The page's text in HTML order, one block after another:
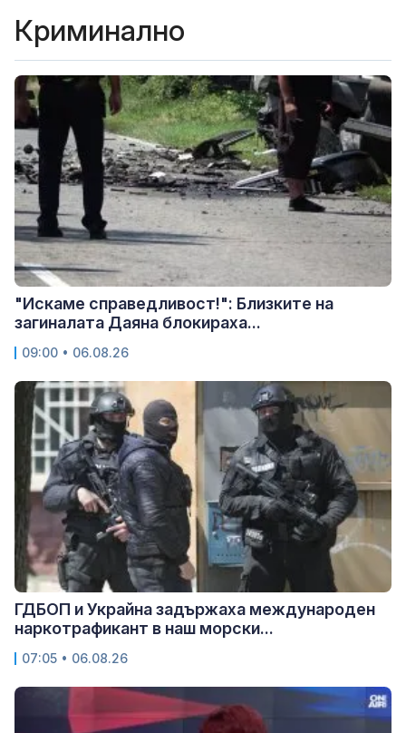
Криминално
"Искаме справедливост!": Близките на
загиналата Даяна блокираха...
09:00 • 06.08.26
ГДБОП и Украйна задържаха международен
наркотрафикант в наш морски...
07:05 • 06.08.26